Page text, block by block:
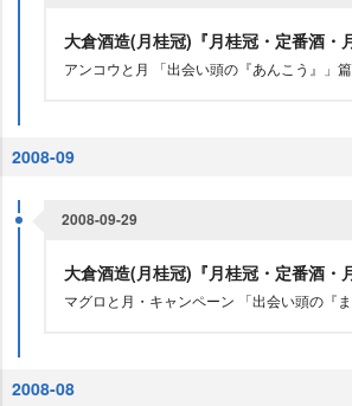
大倉酒造(月桂冠)『月桂冠・定番酒・
アンコウと月 「出会い頭の『あんこう』」篇
2008-09
2008-09-29
大倉酒造(月桂冠)『月桂冠・定番酒・
マグロと月・キャンペーン 「出会い頭の『
2008-08